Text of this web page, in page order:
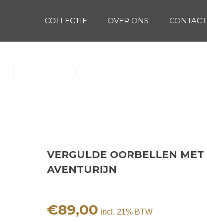
COLLECTIE OVER ONS CONTACT
VERGULDE OORBELLEN MET
AVENTURIJN
€89,00 incl. 21% BTW